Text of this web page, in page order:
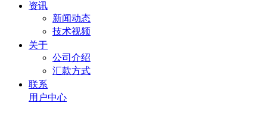
资讯
新闻动态
技术视频
关于
公司介绍
汇款方式
联系
用户中心